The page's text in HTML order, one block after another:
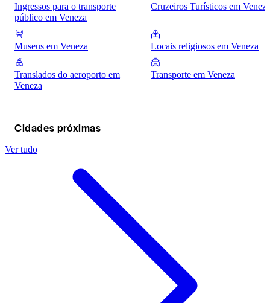
Ingressos para o transporte
público em Veneza
Cruzeiros Turísticos em Veneza
Museus em Veneza Locais religiosos em Veneza
Translados do aeroporto em
Veneza
Transporte em Veneza
Cidades próximas
Ver tudo